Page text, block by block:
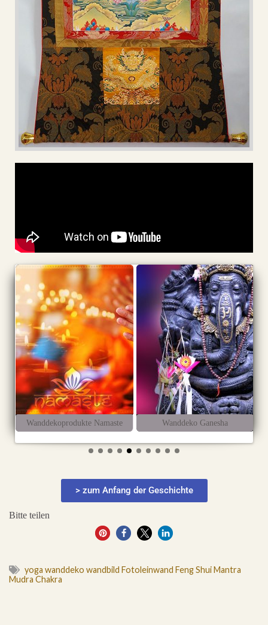
Wanddekoprodukte Namaste Wanddeko Ganesha
> zum Anfang der Geschichte
Bitte teilen
0
yoga wanddeko wandbild Fotoleinwand Feng Shui Mantra
Mudra Chakra